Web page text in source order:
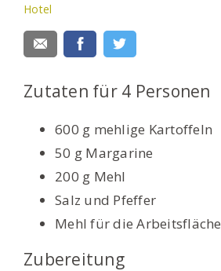
Hotel
Zutaten für 4 Personen
600 g mehlige Kartoffeln
50 g Margarine
200 g Mehl
Salz und Pfeffer
Mehl für die Arbeitsfläche
Zubereitung